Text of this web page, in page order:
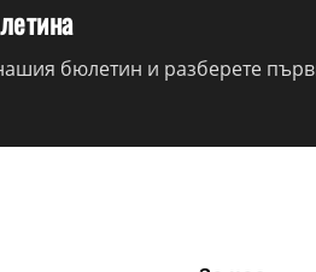
бюлетин и разберете